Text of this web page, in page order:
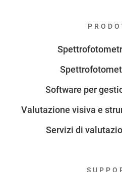
Software per
Valutazione visiva e
Servizi di